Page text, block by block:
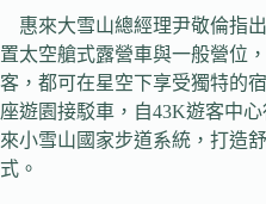
惠來大雪山總經理尹敬倫指
置太空艙式露營車與一般營位
客，都可在星空下享受獨特的
座遊園接駁車，自43K遊客中
來小雪山國家步道系統，打造
式。